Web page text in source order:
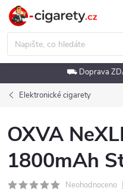
Přejít
obsah
⛟ Doprava
Elektronické cigarety
OXVA
1800mAh
Neohodnoceno